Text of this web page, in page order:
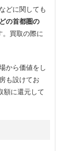
どに関しても
の首都圏の
。買取の際に
から価値をし
も設けてお
額に還元して